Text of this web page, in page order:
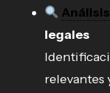
Análisis
legales
relevantes